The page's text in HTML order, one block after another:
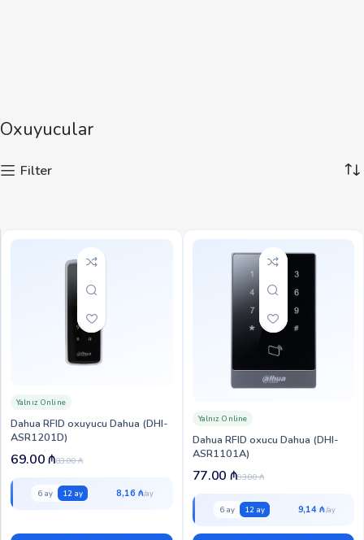
Oxuyucular
Filter
Dahua RFID oxuyucu Dahua (DHI-
ASR1201D)
Yalnız Online
83.00₼
69.00₼
6 ay 12 ay 8,16 ₼
Dahua RFID oxucu Dahua (DHI-
ASR1101A)
Yalnız Online
93.00₼
77.00 ₼
6 ay 12 ay 9,14 ₼